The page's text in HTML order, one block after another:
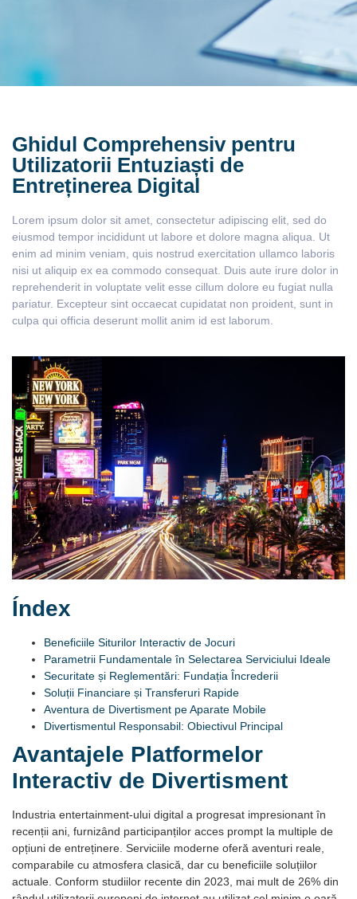
Ghidul Comprehensiv pentru
Utilizatorii Entuziaști de
Entreținerea Digital
Lorem ipsum dolor sit amet, consectetur adipiscing elit, sed do
eiusmod tempor incididunt ut labore et dolore magna aliqua. Ut
enim ad minim veniam, quis nostrud exercitation ullamco laboris
nisi ut aliquip ex ea commodo consequat. Duis aute irure dolor in
reprehenderit in voluptate velit esse cillum dolore eu fugiat nulla
pariatur. Excepteur sint occaecat cupidatat non proident, sunt in
culpa qui officia deserunt mollit anim id est laborum.
Índex
Beneficiile Siturilor Interactiv de Jocuri
Parametrii Fundamentale în Selectarea Serviciului Ideale
Securitate și Reglementări: Fundația Încrederii
Soluții Financiare și Transferuri Rapide
Aventura de Divertisment pe Aparate Mobile
Divertismentul Responsabil: Obiectivul Principal
Avantajele Platformelor
Interactiv de Divertisment
Industria entertainment-ului digital a progresat impresionant în
recenții ani, furnizând participanților acces prompt la multiple de
opțiuni de entreținere. Serviciile moderne oferă aventuri reale,
comparabile cu atmosfera clasică, dar cu beneficiile soluțiilor
actuale. Conform studiilor recente din 2023, mai mult de 26% din